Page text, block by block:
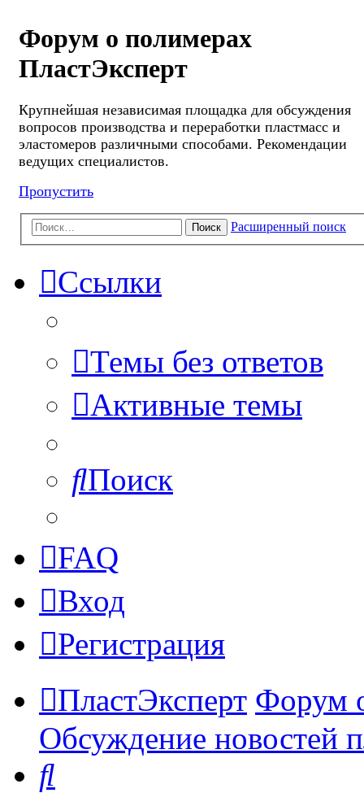
Форум о полимерах
ПластЭксперт
Крупнейшая независимая площадка для обсуждения
вопросов производства и переработки пластмасс и
эластомеров различными способами. Рекомендации
ведущих специалистов.
Пропустить
Поиск Расширенный поиск
Ссылки
Темы без ответов
Активные темы
Поиск
FAQ
Вход
Регистрация
ПластЭксперт Форум
Обсуждение новостей